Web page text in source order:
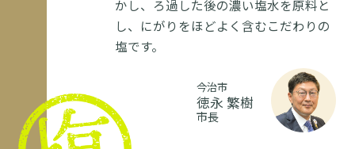
かし、ろ過した後の濃い塩水を原料と
し、にがりをほどよく含むこだわりの
塩です。
今治市
徳永 繁樹
市長